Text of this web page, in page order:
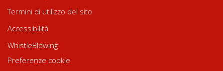
Termini di utilizzo del sito
Accessibilità
WhistleBlowing
Preferenze cookie